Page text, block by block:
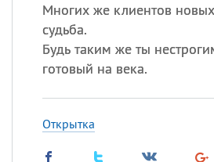
Многих же клиентов
судьба.
Будь таким же ты
готовый на века.
Открытка